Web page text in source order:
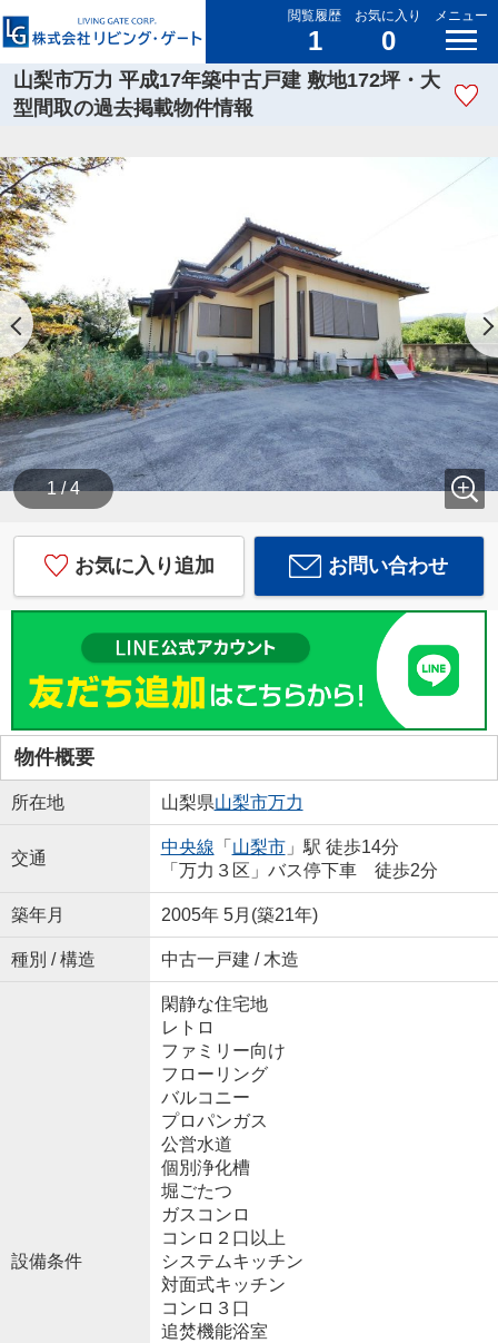
閲覧履歴
1
お気に入り
0
メニュー
山梨市万力 平成17年築中古戸建 敷地172坪・大
型間取の過去掲載物件情報
1 / 4
お気に入り追加 お問い合わせ
物件概要
所在地 山梨県山梨市万力
交通
中央線 「 山梨市」駅 徒歩14分
「万力３区」バス停下車 徒歩2分
築年月 2005年 5月(築21年)
種別 / 構造 中古一戸建 / 木造
設備条件
閑静な住宅地
レトロ
ファミリー向け
フローリング
バルコニー
プロパンガス
公営水道
個別浄化槽
堀ごたつ
ガスコンロ
コンロ２口以上
システムキッチン
対面式キッチン
コンロ３口
追焚機能浴室